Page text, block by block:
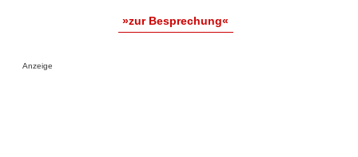
»zur Besprechung«
Anzeige